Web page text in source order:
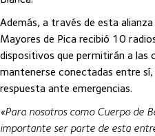
Además, a través de esta
Mayores de Pica recibió 10
dispositivos que permitirán a las
mantenerse conectadas entre
respuesta ante emergencias.
«Para nosotros como Cuerpo de
importante ser parte de esta